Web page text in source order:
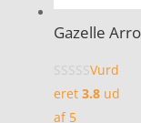
Gazelle
Vurd
eret 3.8ud
af 5